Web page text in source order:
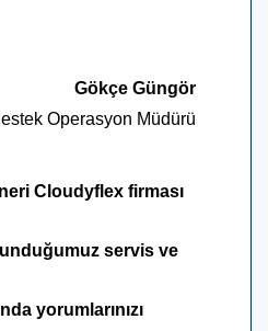
Gökçe Güngör
Operasyon Müdürü
Cloudyflex firması
servis ve
yorumlarınızı